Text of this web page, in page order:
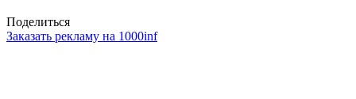
Поделиться
Заказать рекламу на 1000inf